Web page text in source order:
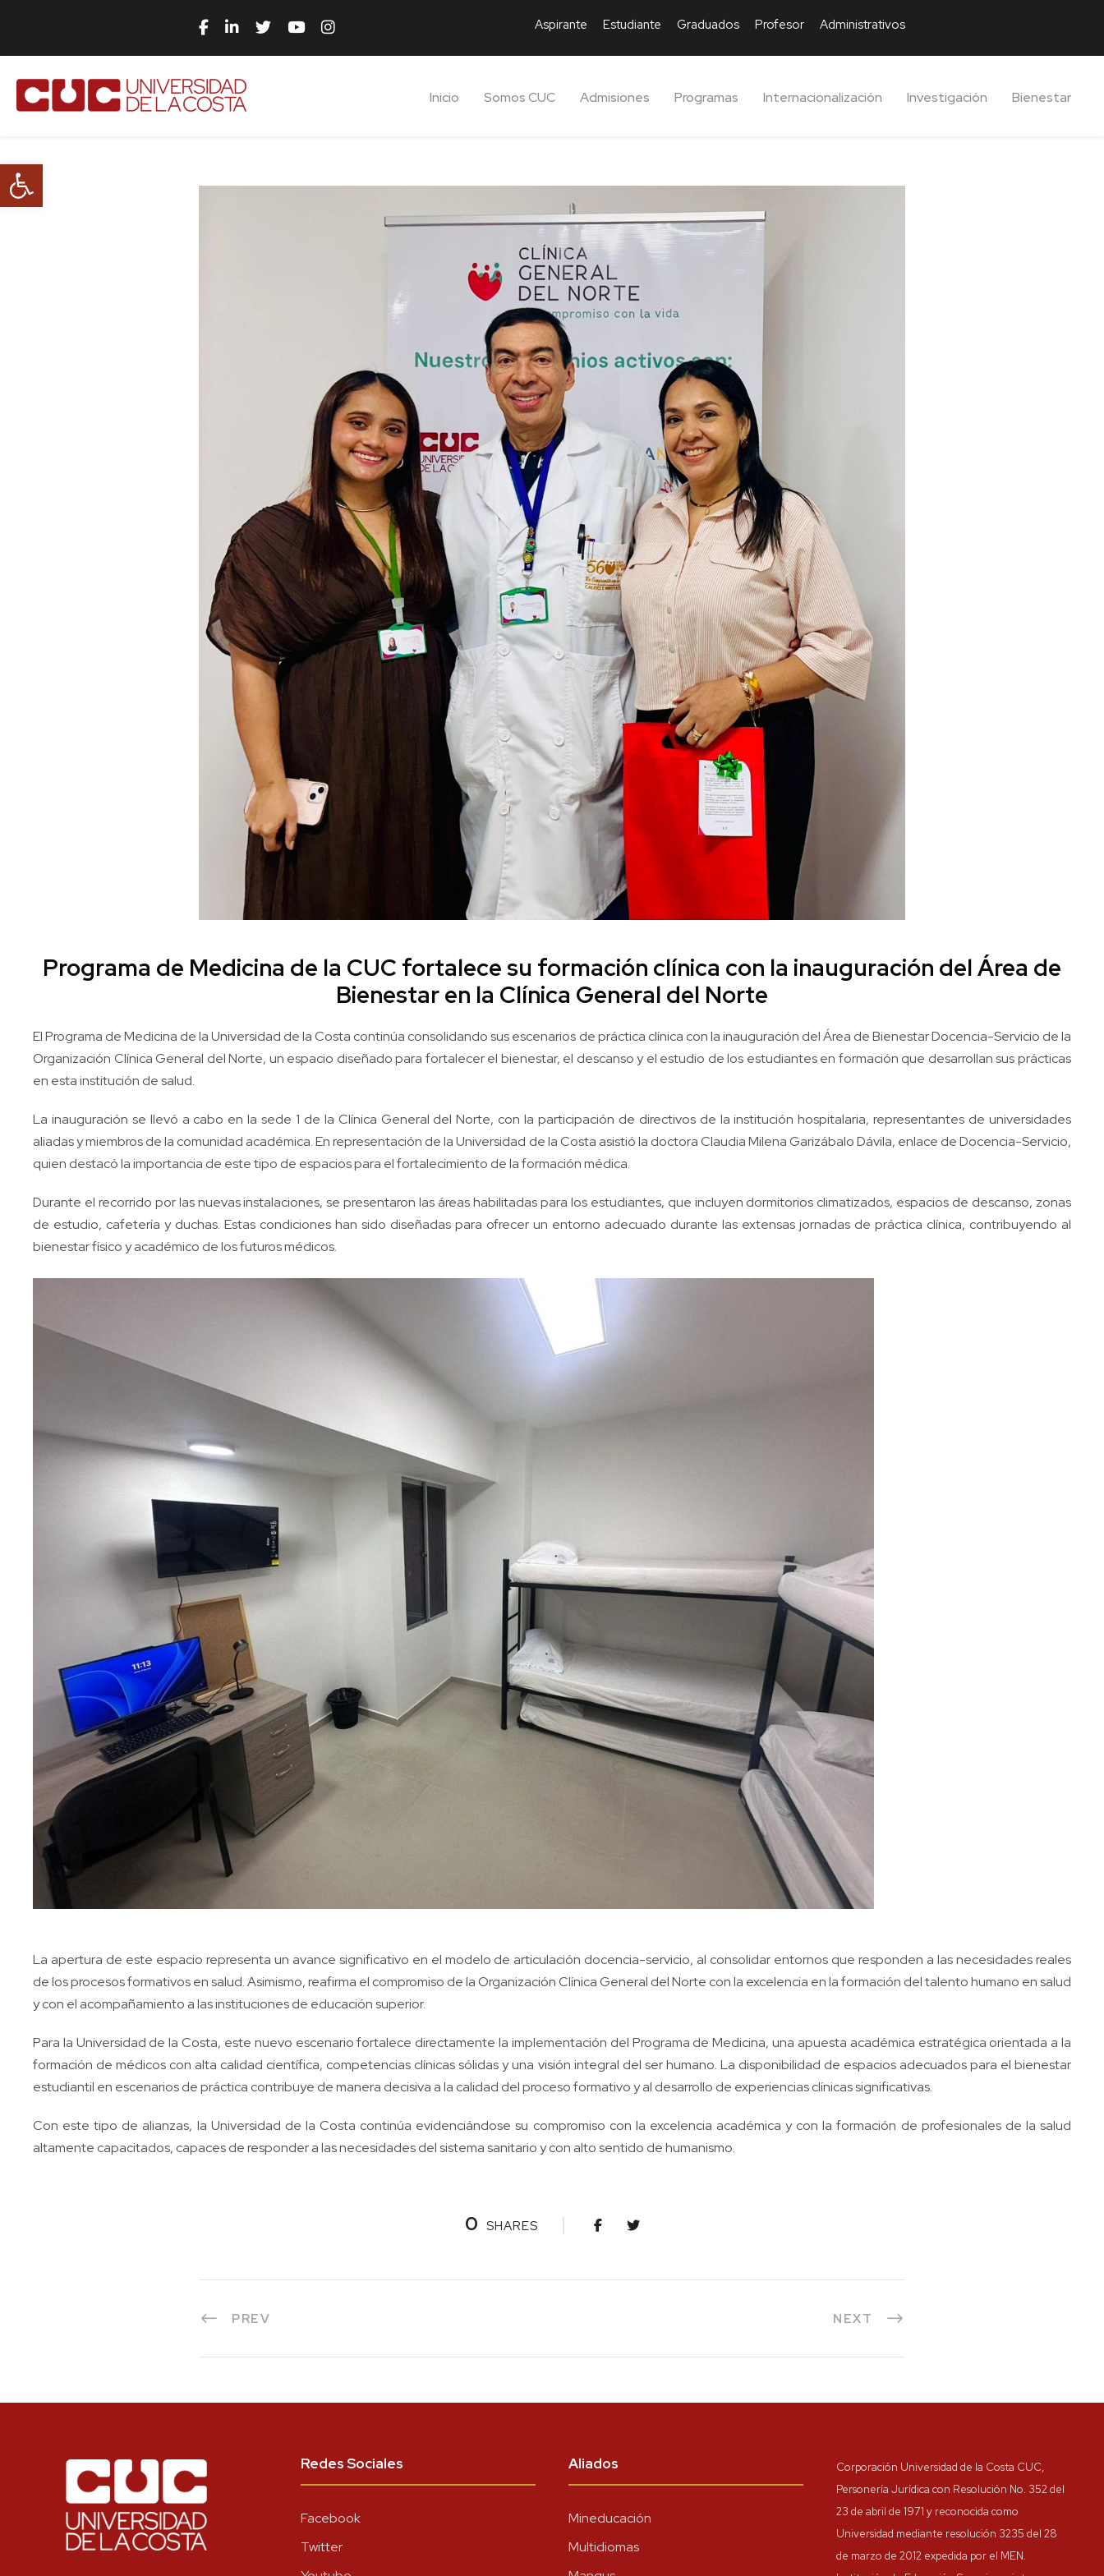
Abrir barra de herramientas
Aspirante Estudiante Graduados Profesor Administrativos
Inicio Somos CUC Admisiones Programas Internacionalización Investigación Bienestar
Programa de Medicina de la CUC fortalece su formación clínica con la inauguración del Área de
Bienestar en la Clínica General del Norte
El Programa de Medicina de la Universidad de la Costa continúa consolidando sus escenarios de práctica clínica con la inauguración del Área de Bienestar Docencia-Servicio de la
Organización Clínica General del Norte, un espacio diseñado para fortalecer el bienestar, el descanso y el estudio de los estudiantes en formación que desarrollan sus prácticas
en esta institución de salud.
La inauguración se llevó a cabo en la sede 1 de la Clínica General del Norte, con la participación de directivos de la institución hospitalaria, representantes de universidades
aliadas y miembros de la comunidad académica. En representación de la Universidad de la Costa asistió la doctora Claudia Milena Garizábalo Dávila, enlace de Docencia-Servicio,
quien destacó la importancia de este tipo de espacios para el fortalecimiento de la formación médica.
Durante el recorrido por las nuevas instalaciones, se presentaron las áreas habilitadas para los estudiantes, que incluyen dormitorios climatizados, espacios de descanso, zonas
de estudio, cafetería y duchas. Estas condiciones han sido diseñadas para ofrecer un entorno adecuado durante las extensas jornadas de práctica clínica, contribuyendo al
bienestar físico y académico de los futuros médicos.
La apertura de este espacio representa un avance significativo en el modelo de articulación docencia-servicio, al consolidar entornos que responden a las necesidades reales
de los procesos formativos en salud. Asimismo, reafirma el compromiso de la Organización Clínica General del Norte con la excelencia en la formación del talento humano en salud
y con el acompañamiento a las instituciones de educación superior.
Para la Universidad de la Costa, este nuevo escenario fortalece directamente la implementación del Programa de Medicina, una apuesta académica estratégica orientada a la
formación de médicos con alta calidad científica, competencias clínicas sólidas y una visión integral del ser humano. La disponibilidad de espacios adecuados para el bienestar
estudiantil en escenarios de práctica contribuye de manera decisiva a la calidad del proceso formativo y al desarrollo de experiencias clínicas significativas.
Con este tipo de alianzas, la Universidad de la Costa continúa evidenciándose su compromiso con la excelencia académica y con la formación de profesionales de la salud
altamente capacitados, capaces de responder a las necesidades del sistema sanitario y con alto sentido de humanismo.
0 SHARES
PREV NEXT
Redes Sociales
Facebook
Twitter
Aliados
Mineducación
Multidiomas
Corporación Universidad de la Costa CUC,
Personería Jurídica con Resolución No. 352 del
23 de abril de 1971 y reconocida como
Universidad mediante resolución 3235 del 28
de marzo de 2012 expedida por el MEN.